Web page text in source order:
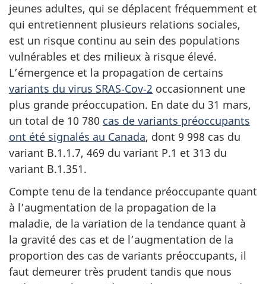
jeunes adultes, qui se déplacent fréquemment et
qui entretiennent plusieurs relations sociales,
est un risque continu au sein des populations
vulnérables et des milieux à risque élevé.
L’émergence et la propagation de certains
variants du virus SRAS‑Cov‑2 occasionnent une
plus grande préoccupation. En date du 31 mars,
un total de 10 780 cas de variants préoccupants
ont été signalés au Canada, dont 9 998 cas du
variant B.1.1.7, 469 du variant P.1 et 313 du
variant B.1.351.
Compte tenu de la tendance préoccupante quant
à l’augmentation de la propagation de la
maladie, de la variation de la tendance quant à
la gravité des cas et de l’augmentation de la
proportion des cas de variants préoccupants, il
faut demeurer très prudent tandis que nous